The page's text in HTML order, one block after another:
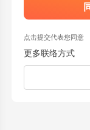
点击提交代表您同意
更多联络方式